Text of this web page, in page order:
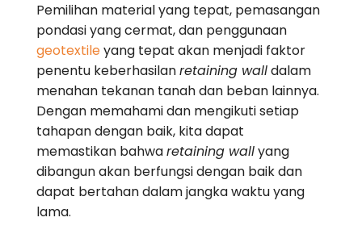
Pemilihan material yang tepat, pemasangan
pondasi yang cermat, dan penggunaan
geotextileyang tepat akan menjadi faktor
penentu keberhasilanretaining walldalam
menahan tekanan tanah dan beban lainnya.
Dengan memahami dan mengikuti setiap
tahapan dengan baik, kita dapat
memastikan bahwaretaining wallyang
dibangun akan berfungsi dengan baik dan
dapat bertahan dalam jangka waktu yang
lama.